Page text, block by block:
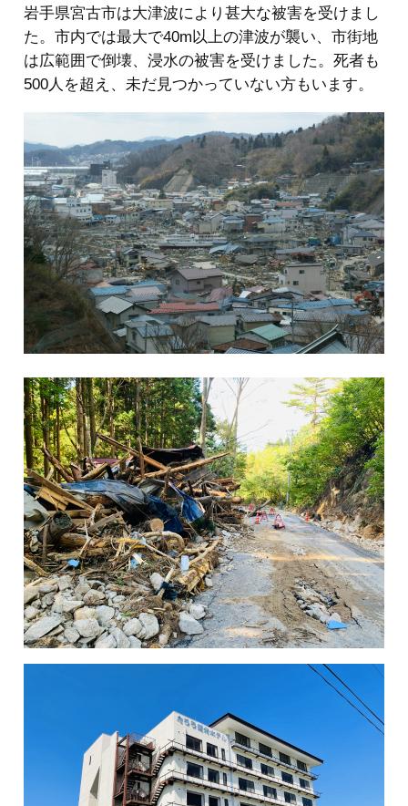
岩手県宮古市は大津波により甚大な被害を受けまし
た。市内では最大で40m以上の津波が襲い、市街地
は広範囲で倒壊、浸水の被害を受けました。死者も
500人を超え、未だ見つかっていない方もいます。